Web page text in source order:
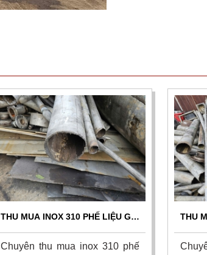
THU MUA INOX 310 PHẾ LIỆU GIÁ
BÁO GIÁ NGAY
Chuyên thu mua inox 310 phế
THU